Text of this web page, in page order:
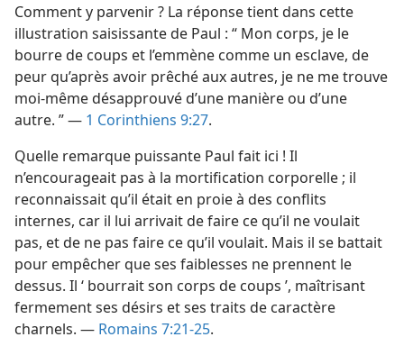
Comment y parvenir ? La réponse tient dans cette
illustration saisissante de Paul : “ Mon corps, je le
bourre de coups et l’emmène comme un esclave, de
peur qu’après avoir prêché aux autres, je ne me trouve
moi-même désapprouvé d’une manière ou d’une
autre. ” — 1 Corinthiens 9:27.
Quelle remarque puissante Paul fait ici ! Il
n’encourageait pas à la mortification corporelle ; il
reconnaissait qu’il était en proie à des conflits
internes, car il lui arrivait de faire ce qu’il ne voulait
pas, et de ne pas faire ce qu’il voulait. Mais il se battait
pour empêcher que ses faiblesses ne prennent le
dessus. Il ‘ bourrait son corps de coups ’, maîtrisant
fermement ses désirs et ses traits de caractère
charnels. — Romains 7:21-25.